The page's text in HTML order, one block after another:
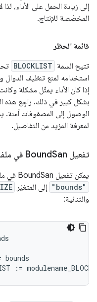
إلى زيادة الحمل على الأداء،
المخصّصة للإنتاج.
قائمة الحظر
تتيح السمة BLOCKLIST
استخدامه لمنع تنظيف الدوال
إذا كان الأداء يمثّل مشكلة
بشكل كبير في ذلك. راجِع هذه
الوصول إلى المصفوفات آمنة.
لمعرفة المزيد من التفاصيل.
تفعيل Bound San في ملفات makefile
يمكن تفعيل BoundSan في ملفات makefile من خلال إضافة
"bounds" إلى المتغيّر
والثنائية:
bounds
:=